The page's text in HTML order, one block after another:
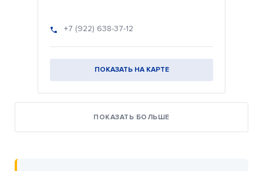
+7 (922) 638-37-12
ПОКАЗАТЬ НА КАРТЕ
ПОКАЗАТЬ БОЛЬШЕ